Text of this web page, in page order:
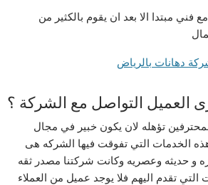
فني مبتدا الا بعد ان يقوم بالكثير من
العميل التواصل مع الشركة ؟
تؤهله لان يكون خبير في مجال
الخدمات التي تفوقت فيها الشركه هى
و حديثه وعصريه وكانت شركتنا مصدر ثقه
التي تقدم اليهم فلا يوجد عميل من العملاء